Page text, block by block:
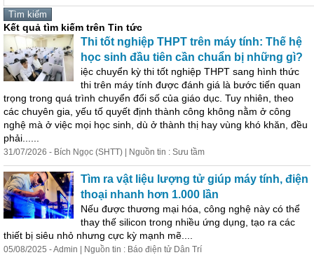
Kết quả tìm kiếm trên Tin tức
Thi tốt nghiệp THPT trên máy tính: Thế hệ
học sinh đầu tiên cần chuẩn bị những gì?
iệc chuyển kỳ thi tốt nghiệp THPT sang hình thức
thi trên máy tính được đánh giá là bước tiến quan
trọng trong quá trình chuyển đổi số của giáo dục. Tuy nhiên, theo
các chuyên gia, yếu tố quyết định thành công không nằm ở công
nghệ mà ở việc mọi học sinh, dù ở thành thị hay vùng khó khăn, đều
phải......
31/07/2026 - Bích Ngọc (SHTT) | Nguồn tin : Sưu tầm
Tìm ra vật liệu lượng tử giúp máy tính, điện
thoại nhanh hơn 1.000 lần
Nếu được thương mại hóa, công nghệ này có thể
thay thế silicon trong nhiều ứng dụng, tạo ra các
thiết bị siêu nhỏ nhưng cực kỳ mạnh mẽ....
05/08/2025 - Admin | Nguồn tin : Báo điện tử Dân Trí